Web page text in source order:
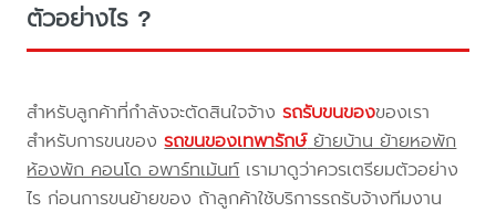
ตัวอย่างไร ?
สำหรับลูกค้าที่กำลังจะตัดสินใจจ้างรถรับขนของของเรา
สำหรับการขนของรถขนของเทพารักษ์ย้ายบ้าน ย้ายหอพัก
ห้องพัก คอนโด อพาร์ทเม้นท์เรามาดูว่าควรเตรียมตัวอย่าง
ไร ก่อนการขนย้ายของ ถ้าลูกค้าใช้บริการรถรับจ้างทีมงาน